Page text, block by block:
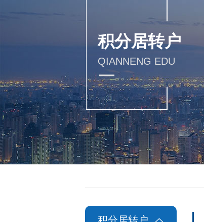
积分居转户
QIANNENG EDU